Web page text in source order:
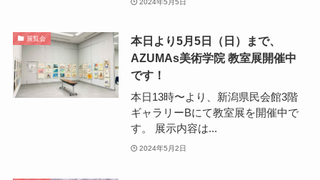
展覧会
本日より5月5日（日）まで、
AZUMAs美術学院 教室展開催中
です！
本日13時〜より、新潟県民会館3階
ギャラリーBにて教室展を開催中で
す。 展示内容は...
2024年5月2日